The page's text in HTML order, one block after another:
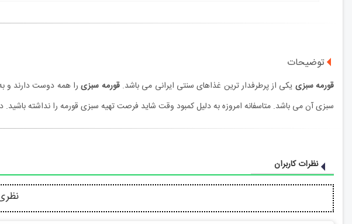
توضیحات
قورمه‌ سبزی یکی از پرطرفدار ترین غذاهای سنتی ایرانی می باشد.قورمه‌ سبزیرا همه دوست دارند و
سبزی آن می باشد. متاسفانه امروزه به دلیل کمبود وقت شاید فرصت تهیه سبزی قورمه را نداشته
نظرات کاربران